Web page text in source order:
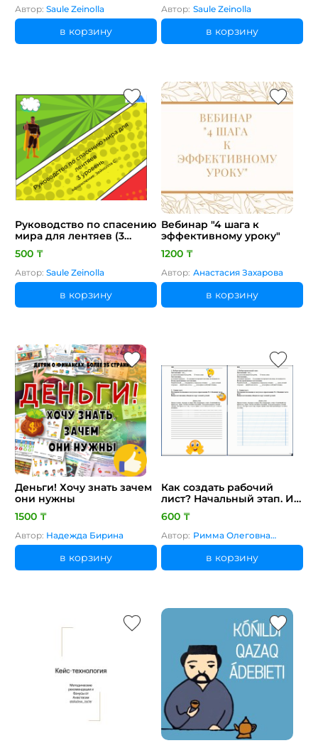
Автор: Saule Zeinolla
в корзину
Автор: Saule Zeinolla
в корзину
Руководство по спасению
мира для лентяев (3
уровень)
500 ₸
Автор: Saule Zeinolla
в корзину
Вебинар "4 шага к
эффективному уроку"
1200 ₸
Автор: Анастасия Захарова
в корзину
Деньги! Хочу знать зачем
они нужны
1500 ₸
Автор: Надежда Бирина
в корзину
Как создать рабочий
лист? Начальный этап. Из
опыта работы.
600 ₸
Автор: Римма Олеговна
Магдеева
в корзину